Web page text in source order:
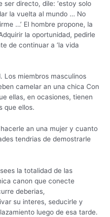
ser directo, dile: ‘estoy solo
la vuelta al mundo … No
…’ El hombre propone, la
la oportunidad, pedirle
de continuar a ‘la vida
Los miembros masculinos
camelar an una chica Con
ellas, en ocasiones, tienen
que ellos.
an una mujer y cuanto
tendri­as de demostrarle
la totalidad de las
canon que conecte
deberias,
su interes, seducirle y
luego de esa tarde.